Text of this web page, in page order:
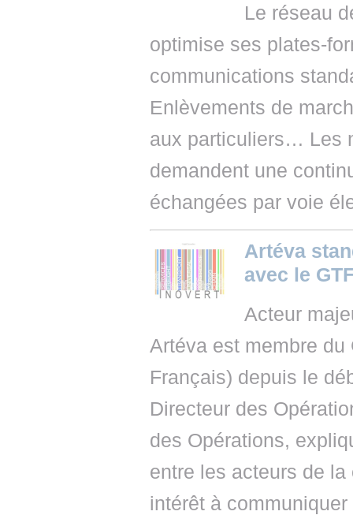
Le réseau
optimise ses plates-
communications
Enlèvements de
aux particuliers… Les
demandent une
échangées par voie
Artéva
avec le
Acteur
Artéva est membre du
Français) depuis le
Directeur des
des Opérations,
entre les acteurs de
intérêt à